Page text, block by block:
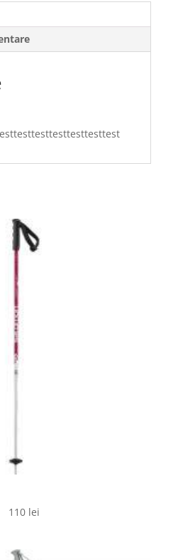
110 lei